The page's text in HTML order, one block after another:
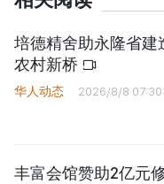
培德精舍助永隆省建
农村新桥
华人动态 2026/8/8
丰富会馆赞助2亿元